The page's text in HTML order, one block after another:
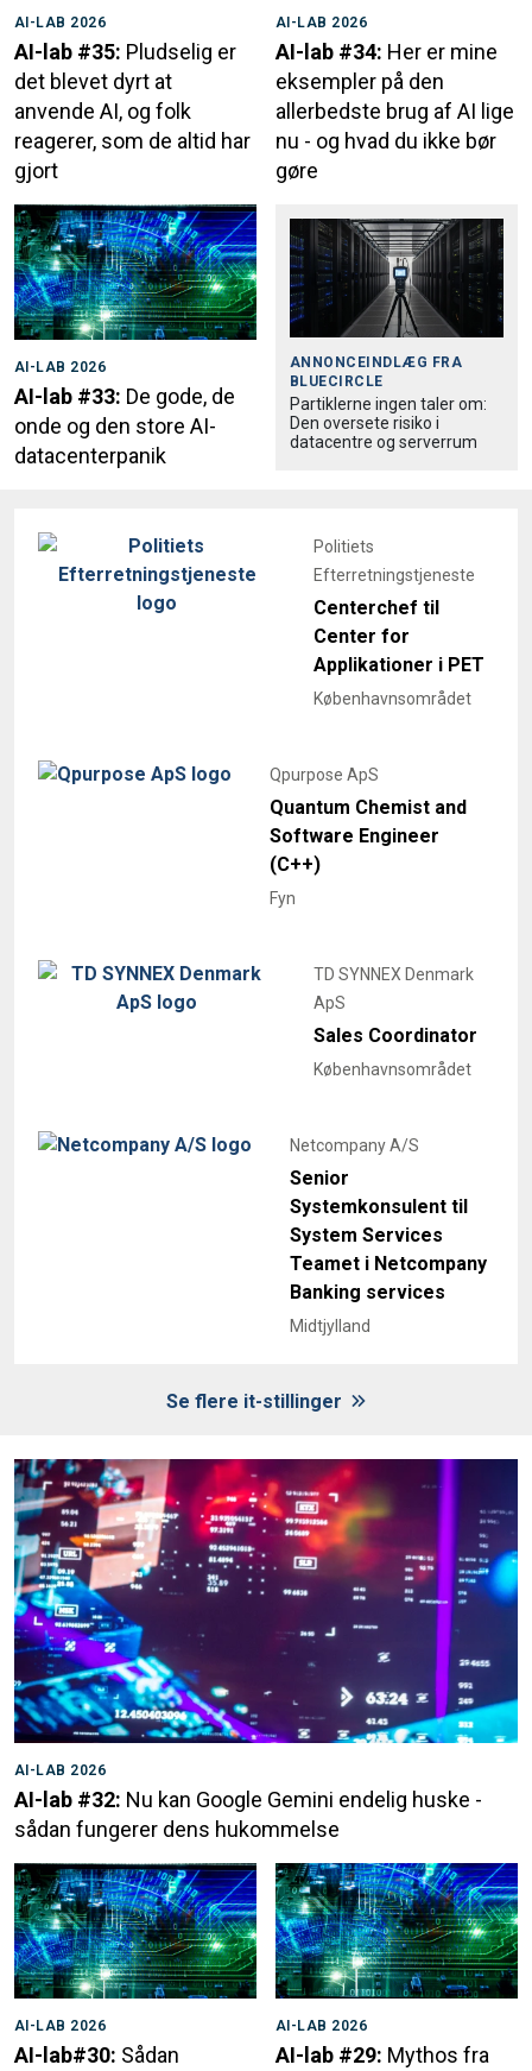
AI-LAB 2026
AI-lab #35: Pludselig er
det blevet dyrt at
anvende AI, og folk
reagerer, som de altid har
gjort
AI-LAB 2026
AI-lab #34: Her er mine
eksempler på den
allerbedste brug af AI lige
nu - og hvad du ikke bør
gøre
AI-LAB 2026
AI-lab #33: De gode, de
onde og den store AI-
datacenterpanik
ANNONCEINDLÆG FRA
BLUECIRCLE
Partiklerne ingen taler om:
Den oversete risiko i
datacentre og serverrum
Politiets
Efterretningstjeneste
Centerchef til
Center for
Applikationer i PET
Københavnsområdet
Qpurpose ApS
Quantum Chemist and
Software Engineer
(C++)
Fyn
TD SYNNEX Denmark
ApS
Sales Coordinator
Københavnsområdet
Netcompany A/S
Senior
Systemkonsulent til
System Services
Teamet i Netcompany
Banking services
Midtjylland
Se flere it-stillinger
AI-LAB 2026
AI-lab #32: Nu kan Google Gemini endelig huske -
sådan fungerer dens hukommelse
AI-LAB 2026
AI-lab#30: Sådan
AI-LAB 2026
AI-lab #29: Mythos fra